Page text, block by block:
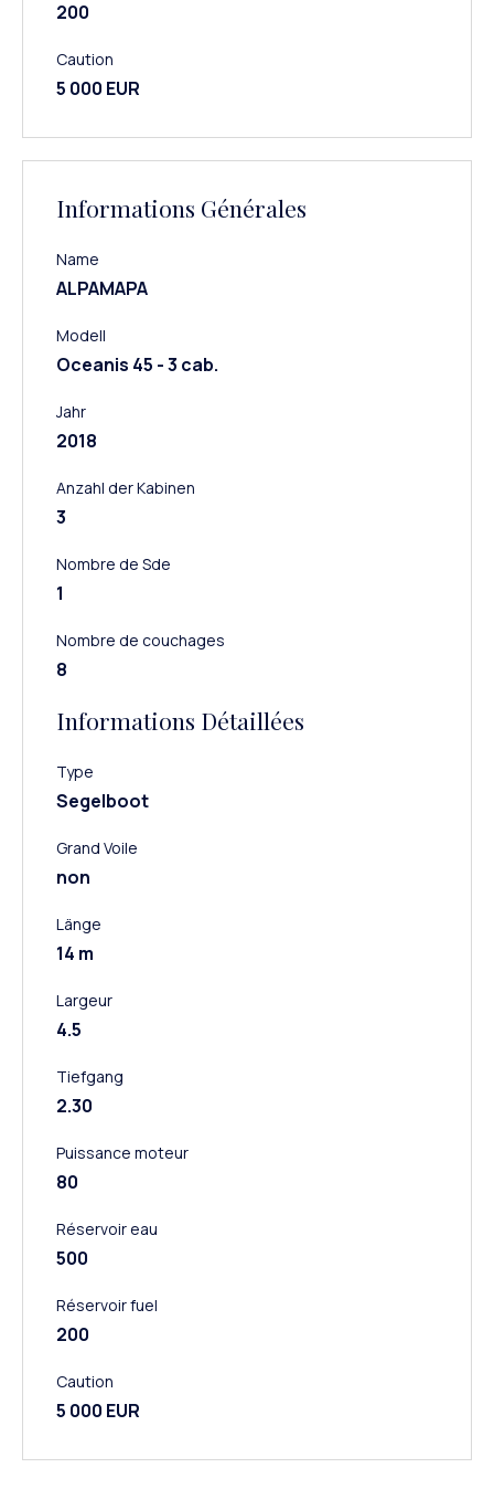
200
Caution
5 000 EUR
Informations Générales
Name
ALPAMAPA
Modell
Oceanis 45 - 3 cab.
Jahr
2018
Anzahl der Kabinen
3
Nombre de Sde
1
Nombre de couchages
8
Informations Détaillées
Type
Segelboot
Grand Voile
non
Länge
14 m
Largeur
4.5
Tiefgang
2.30
Puissance moteur
80
Réservoir eau
500
Réservoir fuel
200
Caution
5 000 EUR